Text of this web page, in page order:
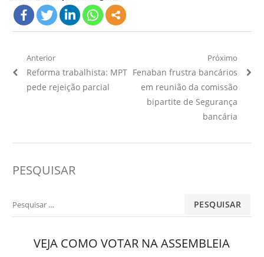
Navegação
de
Anterior
Artigo
Anterior:
Reforma trabalhista: MPT
pede rejeição parcial
Próximo
Próximo
Artigo:
Fenaban frustra bancários
em reunião da comissão
bipartite de Segurança
bancária
PESQUISAR
Pesquisar
VEJA COMO VOTAR NA ASSEMBLEIA